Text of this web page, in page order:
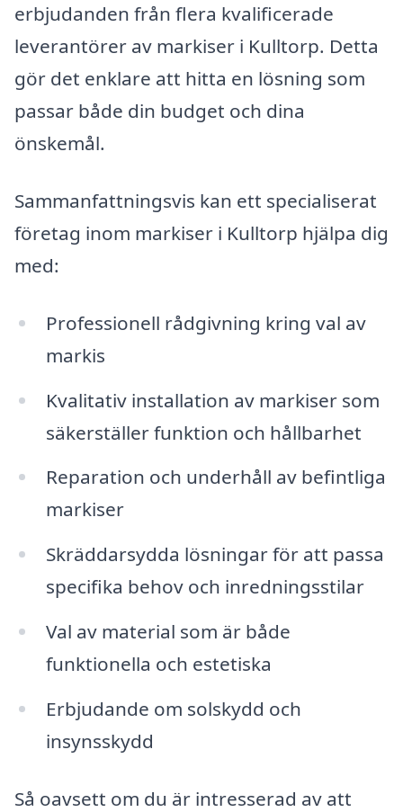
erbjudanden från flera kvalificerade
leverantörer av markiser i Kulltorp. Detta
gör det enklare att hitta en lösning som
passar både din budget och dina
önskemål.
Sammanfattningsvis kan ett specialiserat
företag inom markiser i Kulltorp hjälpa dig
med:
Professionell rådgivning kring val av
markis
Kvalitativ installation av markiser som
säkerställer funktion och hållbarhet
Reparation och underhåll av befintliga
markiser
Skräddarsydda lösningar för att passa
specifika behov och inredningsstilar
Val av material som är både
funktionella och estetiska
Erbjudande om solskydd och
insynsskydd
Så oavsett om du är intresserad av att